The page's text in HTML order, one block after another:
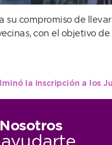
su compromiso de
con el objetivo